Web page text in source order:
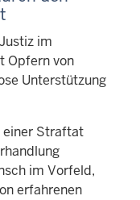
im
Opfern von
Unterstützung
einer Straftat
im Vorfeld,
erfahrenen